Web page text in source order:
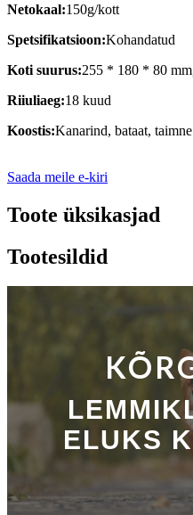
Netokaal:150g/kott
Spetsifikatsioon:Kohandatud
Koti suurus:255 * 180 * 80
Riiuliaeg:18 kuud
Koostis:Kanarind, bataat,
Saada meile e-kiri
Toote üksikasjad
Tootesildid
ELUKS